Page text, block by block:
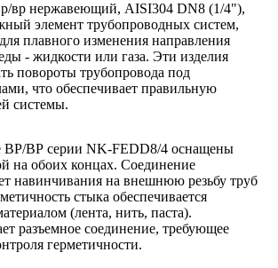
ВР/ВР серии NK-FEDD8/4 оснащены
на обоих концах. Соединение
навинчивания на внешнюю резьбу труб
стыка обеспечивается
(лента, нить, паста).
разъемное соединение, требующее
герметичности.
вр нержавеющий, AISI304 DN8 (1/4"),
элемент трубопроводных систем,
плавного изменения направления
- жидкости или газа. Эти изделия
повороты трубопровода под
что обеспечивает правильную
системы.